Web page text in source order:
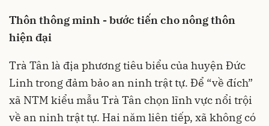
Thôn thông minh - bước tiến cho nông thôn
hiện đại
Trà Tân là địa phương tiêu biểu của huyện Đức
Linh trong đảm bảo an ninh trật tự. Để “về đích”
xã NTM kiểu mẫu Trà Tân chọn lĩnh vực nổi trội
về an ninh trật tự. Hai năm liên tiếp, xã không có